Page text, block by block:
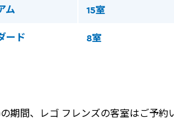
ム 15室
ード 8室
期間、レゴ フレンズの客室はご予約